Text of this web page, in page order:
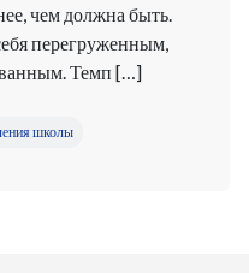
чем должна быть.
перегруженным,
Темп […]
школы